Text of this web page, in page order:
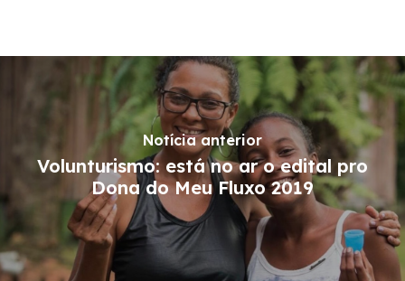
Notícia anterior
Volunturismo: está no ar o edital pro
Dona do Meu Fluxo 2019